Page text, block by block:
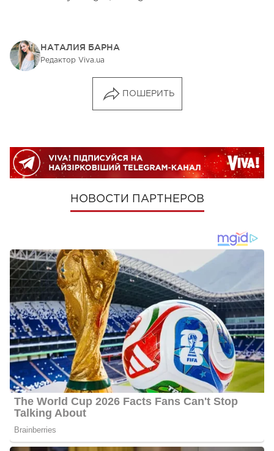
НАТАЛИЯ БАРНА
Редактор Viva.ua
ПОШЕРИТЬ
НОВОСТИ ПАРТНЕРОВ